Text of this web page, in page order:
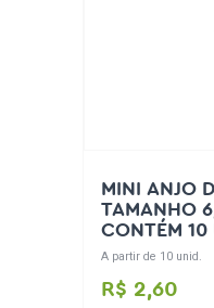
MINI ANJO
TAMANHO
CONTÉM 10
MANIA
A partir de 10 unid.
R$ 2,60